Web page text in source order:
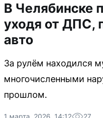
В Челябинске
уходя от ДПС,
авто
За рулём находился
многочисленными
прошлом.
1 марта, 2026, 14:12 27